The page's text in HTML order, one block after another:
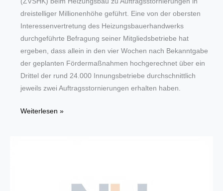
dreistelliger Millionenhöhe geführt. Eine von der obersten
Interessenvertretung des Heizungsbauerhandwerks
durchgeführte Befragung seiner Mitgliedsbetriebe hat
ergeben, dass allein in den vier Wochen nach Bekanntgabe
der geplanten Fördermaßnahmen hochgerechnet über ein
Drittel der rund 24.000 Innungsbetriebe durchschnittlich
jeweils zwei Auftragsstornierungen erhalten haben.
Klimapaket
Weiterlesen »